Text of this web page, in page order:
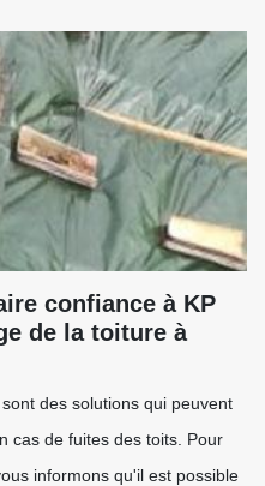
confiance à KP
de la toiture à
des solutions qui peuvent
cas de fuites des toits. Pour
informons qu'il est possible